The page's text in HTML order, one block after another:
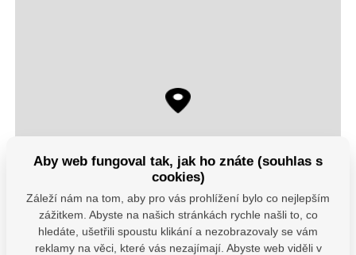
+
−
Aby web fungoval tak, jak ho znáte (souhlas s
cookies)
Záleží nám na tom, aby pro vás prohlížení bylo co nejlepším
zážitkem. Abyste na našich stránkách rychle našli to, co
hledáte, ušetřili spoustu klikání a nezobrazovaly se vám
reklamy na věci, které vás nezajímají. Abyste web viděli v